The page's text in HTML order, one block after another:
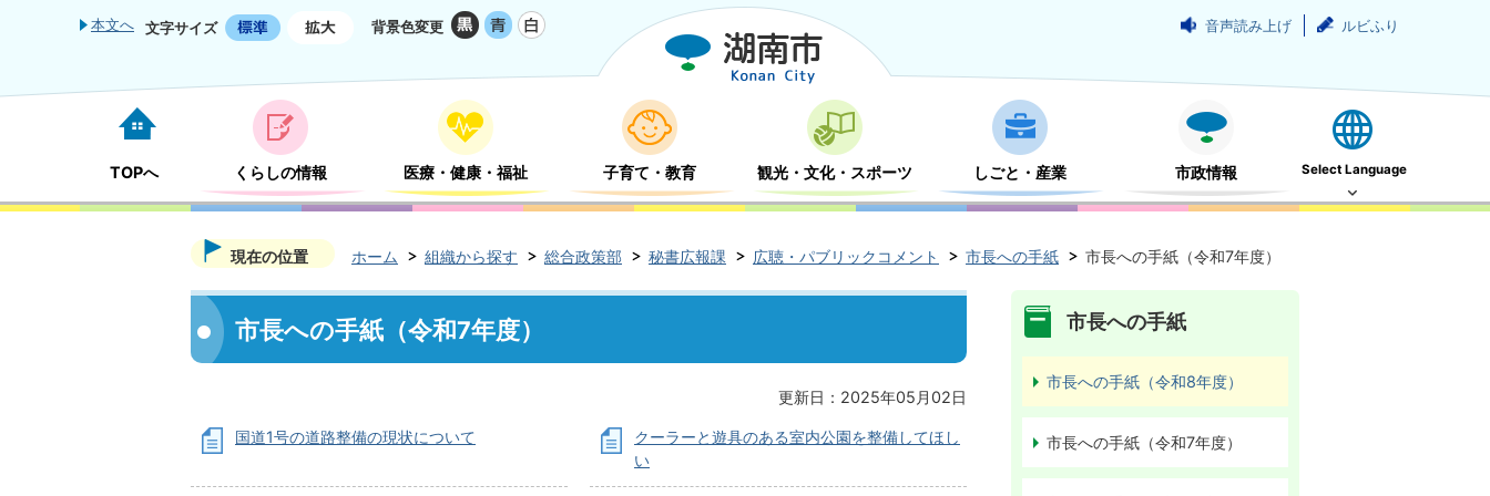
本文へ 文字サイズ 背景色変更 音声読み上げ ルビふり
TOPへ くらしの情報 医療・健康・福祉 子育て・教育 観光・文化・スポーツ しごと・産業 市政情報 Select Language
現在の位置 ホーム 組織から探す 総合政策部 秘書広報課 広聴・パブリックコメント 市長への手紙 市長への手紙（令和7年度）
市長への手紙（令和7年度）
更新日：2025年05月02日
国道1号の道路整備の現状について
クーラーと遊具のある室内公園を整備してほし
い
市長への手紙
市長への手紙（令和8年度）
市長への手紙（令和7年度）